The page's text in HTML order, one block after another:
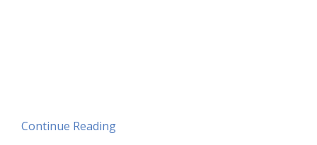
Continue Reading